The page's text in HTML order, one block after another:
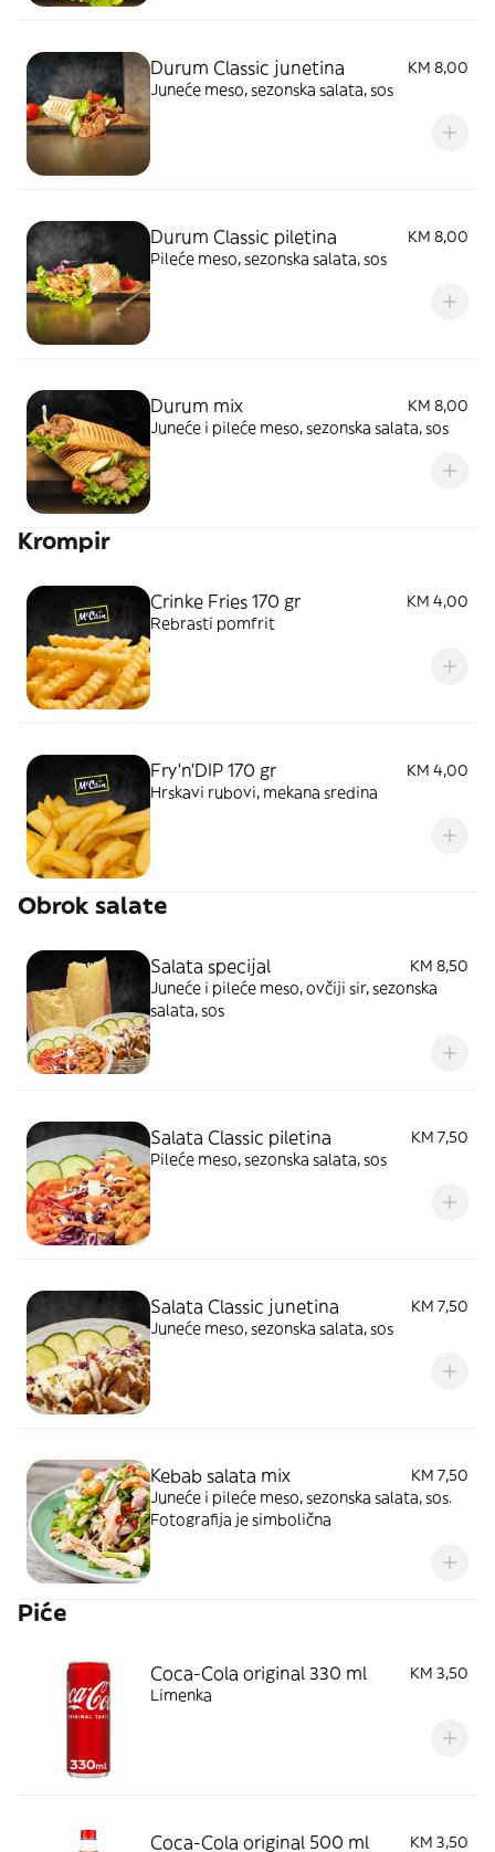
Durum Classic junetina
KM 8,00
Juneće meso, sezonska salata, sos
Durum Classic piletina
KM 8,00
Pileće meso, sezonska salata, sos
Durum mix
KM 8,00
Juneće i pileće meso, sezonska salata, sos
Krompir
Crinke Fries 170 gr
KM 4,00
Rebrasti pomfrit
Fry'n'DIP 170 gr
KM 4,00
Hrskavi rubovi, mekana sredina
Obrok salate
Salata specijal
KM 8,50
Juneće i pileće meso, ovčiji sir, sezonska
salata, sos
Salata Classic piletina
KM 7,50
Pileće meso, sezonska salata, sos
Salata Classic junetina
KM 7,50
Juneće meso, sezonska salata, sos
Kebab salata mix
KM 7,50
Juneće i pileće meso, sezonska salata, sos.
Fotografija je simbolična
Piće
Coca-Cola original 330 ml
KM 3,50
Limenka
Coca-Cola original 500 ml KM 3,50